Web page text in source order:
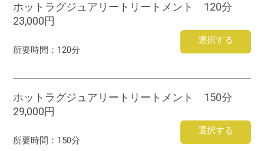
ホットラグジュアリートリートメント 120分
23,000円
選択する
所要時間： 120分
ホットラグジュアリートリートメント 150分
29,000円
選択する
所要時間： 150分